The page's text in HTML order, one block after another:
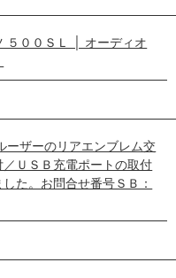
ＵＳＢ充電ポートの取付
た。お問合せ番号ＳＢ：